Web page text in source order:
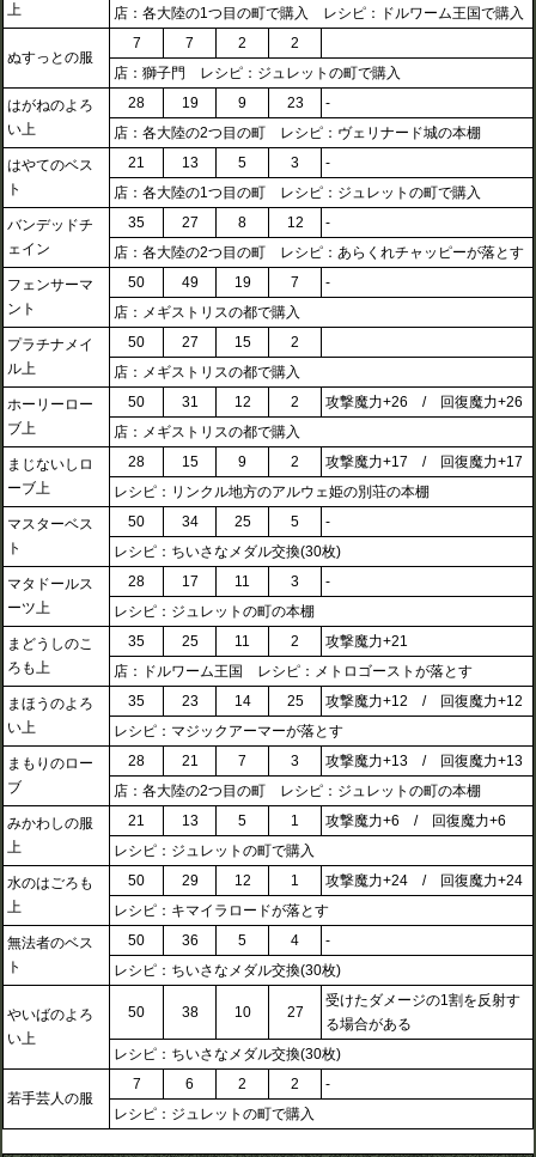
上
店：各大陸の1つ目の町で購入 レシピ：ドルワーム王国で購入
ぬすっとの服
7 7 2
2
店：獅子門 レシピ：ジュレットの町で購入
はがねのよろ
い上
28 19 9 23
-
店：各大陸の2つ目の町 レシピ：ヴェリナード城の本棚
はやてのベス
ト
21 13 5 3
-
店：各大陸の1つ目の町 レシピ：ジュレットの町で購入
バンデッドチ
ェイン
35 27 8 12
-
店：各大陸の2つ目の町 レシピ：あらくれチャッピーが落とす
フェンサーマ
ント
50 49 19 7
-
店：メギストリスの都で購入
プラチナメイ
ル上
50 27 15
2
店：メギストリスの都で購入
ホーリーロー
ブ上
50 31 12 2
攻撃魔力+26 / 回復魔力+26
店：メギストリスの都で購入
まじないしロ
ーブ上
28 15 9 2
攻撃魔力+17 / 回復魔力+17
レシピ：リンクル地方のアルウェ姫の別荘の本棚
マスターベス
ト
50 34 25 5
-
レシピ：ちいさなメダル交換(30枚)
マタドールス
ーツ上
28 17 11 3
-
レシピ：ジュレットの町の本棚
まどうしのこ
ろも上
35 25 11 2
攻撃魔力+21
店：ドルワーム王国 レシピ：メトロゴーストが落とす
まほうのよろ
い上
35 23 14 25
攻撃魔力+12 / 回復魔力+12
レシピ：マジックアーマーが落とす
まもりのロー
ブ
28 21 7 3
攻撃魔力+13 / 回復魔力+13
店：各大陸の2つ目の町 レシピ：ジュレットの町の本棚
みかわしの服
上
21 13 5 1
攻撃魔力+6 / 回復魔力+6
レシピ：ジュレットの町で購入
水のはごろも
上
50 29 12 1
攻撃魔力+24 / 回復魔力+24
レシピ：キマイラロードが落とす
無法者のベス
ト
50 36 5 4
-
レシピ：ちいさなメダル交換(30枚)
やいばのよろ
い上
50 38 10 27
受けたダメージの1割を反射す
る場合がある
レシピ：ちいさなメダル交換(30枚)
若手芸人の服
7 6 2 2
-
レシピ：ジュレットの町で購入